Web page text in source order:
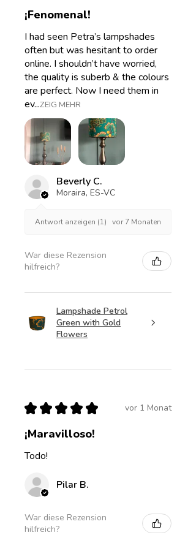
¡Fenomenal!
I had seen Petra’s lampshades
often but was hesitant to order
online. I shouldn’t have worried,
the quality is suberb & the colours
are perfect. Now I need them in
ev...ZEIG MEHR
Beverly C.
Moraira, ES-VC
Antwort anzeigen (1) vor 7 Monaten
War diese Rezension
hilfreich?
Lampshade Petrol
Green with Gold
Flowers
★ ★ ★ ★ ★ vor 1 Monat
¡Maravilloso!
Todo!
Pilar B.
War diese Rezension
hilfreich?